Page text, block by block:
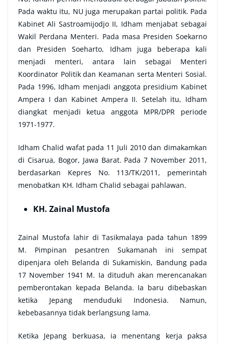
Pada waktu itu, NU juga merupakan partai politik. Pada
Kabinet Ali Sastroamijodjo II, Idham menjabat sebagai
Wakil Perdana Menteri. Pada masa Presiden Soekarno
dan Presiden Soeharto, Idham juga beberapa kali
menjadi menteri, antara lain sebagai Menteri
Koordinator Politik dan Keamanan serta Menteri Sosial.
Pada 1996, Idham menjadi anggota presidium Kabinet
Ampera I dan Kabinet Ampera II. Setelah itu, Idham
diangkat menjadi ketua anggota MPR/DPR periode
1971-1977.
Idham Chalid wafat pada 11 Juli 2010 dan dimakamkan
di Cisarua, Bogor, Jawa Barat. Pada 7 November 2011,
berdasarkan Kepres No. 113/TK/2011, pemerintah
menobatkan KH. Idham Chalid sebagai pahlawan.
KH. Zainal Mustofa
Zainal Mustofa lahir di Tasikmalaya pada tahun 1899
M. Pimpinan pesantren Sukamanah ini sempat
dipenjara oleh Belanda di Sukamiskin, Bandung pada
17 November 1941 M. Ia dituduh akan merencanakan
pemberontakan kepada Belanda. Ia baru dibebaskan
ketika Jepang menduduki Indonesia. Namun,
kebebasannya tidak berlangsung lama.
Ketika Jepang berkuasa, ia menentang kerja paksa